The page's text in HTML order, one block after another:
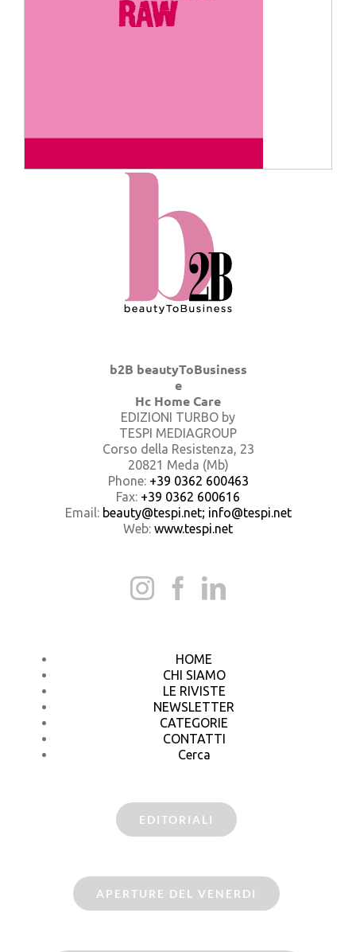
b2B beautyToBusiness
e
Hc Home Care
EDIZIONI TURBO by
TESPI MEDIAGROUP
Corso della Resistenza, 23
20821 Meda (Mb)
Phone: +39 0362 600463
Fax: +39 0362 600616
Email: beauty@tespi.net; info@tespi.net
Web: www.tespi.net
HOME
CHI SIAMO
LE RIVISTE
NEWSLETTER
CATEGORIE
CONTATTI
Cerca
EDITORIALI
APERTURE DEL VENERDI